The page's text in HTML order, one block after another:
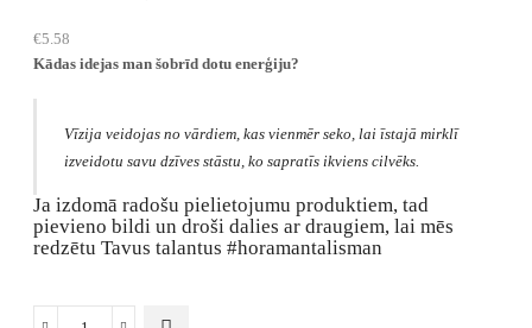
€5.58
Kādas idejas man šobrīd dotu enerģiju?
Vīzija veidojas no vārdiem, kas vienmēr seko, lai īstajā mirklī
izveidotu savu dzīves stāstu, ko sapratīs ikviens cilvēks.
Ja izdomā radošu pielietojumu produktiem, tad
pievieno bildi un droši dalies ar draugiem, lai mēs
redzētu Tavus talantus #horamantalisman